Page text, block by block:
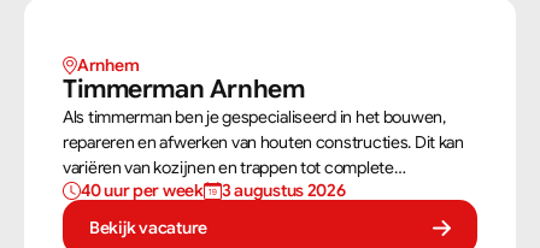
Arnhem
Timmerman Arnhem
Als timmerman ben je gespecialiseerd in het bouwen,
repareren en afwerken van houten constructies. Dit kan
variëren van kozijnen en trappen tot complete
dakconstructies en gevels. Aan de hand van
bouwtekeningen zorg jij ervoor dat een constructie
zowel stevig als netjes is afgewerkt.
40 uur per week
3 augustus 2026
Bekijk vacature